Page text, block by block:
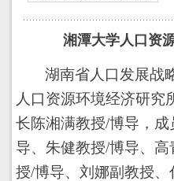
湘潭大学人口资
湖南省人口发展
人口资源环境经济研究
长陈湘满教授/博导，成
导、朱健教授/博导、高
授/博导、刘娜副教授